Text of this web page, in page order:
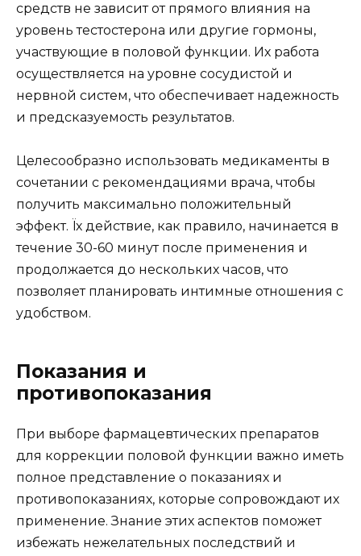
средств не зависит от прямого влияния на
уровень тестостерона или другие гормоны,
участвующие в половой функции. Их работа
осуществляется на уровне сосудистой и
нервной систем, что обеспечивает надежность
и предсказуемость результатов.
Целесообразно использовать медикаменты в
сочетании с рекомендациями врача, чтобы
получить максимально положительный
эффект. Їх действие, как правило, начинается в
течение 30-60 минут после применения и
продолжается до нескольких часов, что
позволяет планировать интимные отношения с
удобством.
Показания и
противопоказания
При выборе фармацевтических препаратов
для коррекции половой функции важно иметь
полное представление о показаниях и
противопоказаниях, которые сопровождают их
применение. Знание этих аспектов поможет
избежать нежелательных последствий и